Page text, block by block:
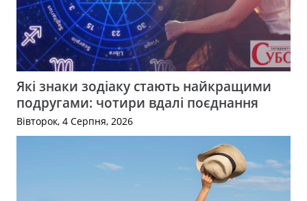
Які знаки зодіаку стають найкращими
подругами: чотири вдалі поєднання
Вівторок, 4 Серпня, 2026